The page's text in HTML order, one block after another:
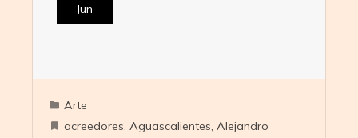
Jun
Arte
acreedores, Aguascalientes, Alejandro